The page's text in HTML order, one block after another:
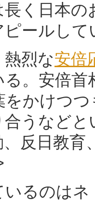
く日本
ールして
烈な安倍
。安倍
をかけつ
うなど
、反日教育
るのはネ